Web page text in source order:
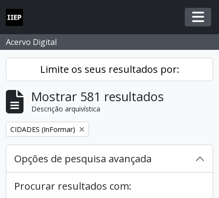
Skip to main content
Acervo Digital
Limite os seus resultados por:
Mostrar 581 resultados
Descrição arquivística
Remover filtro:
CIDADES (InFormar)
Opções de pesquisa avançada
Procurar resultados com: